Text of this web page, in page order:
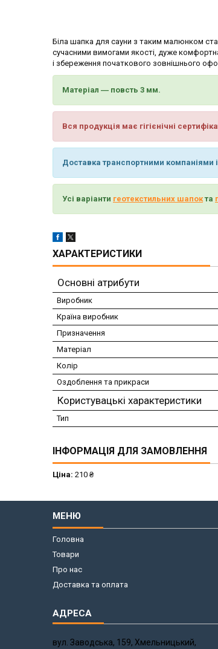
Біла шапка для сауни з таким малюнком
сучасними вимогами якості, дуже
і збереження початкового зовнішнього
Матеріал ― повсть 3 мм.
Вся продукція має гігієнічні
Доставка транспортними компаніями
Усі варіанти геотекстильних шапокта
ХАРАКТЕРИСТИКИ
Основні атрибути
Виробник
Країна виробник
Призначення
Матеріал
Колір
Оздоблення та прикраси
Користувацькі характеристики
Тип
ІНФОРМАЦІЯ ДЛЯ ЗАМОВЛЕННЯ
Ціна: 210 ₴
МЕНЮ
Головна
Товари
Про нас
Доставка та оплата
вул. Заводська, 159, Хмельницький,